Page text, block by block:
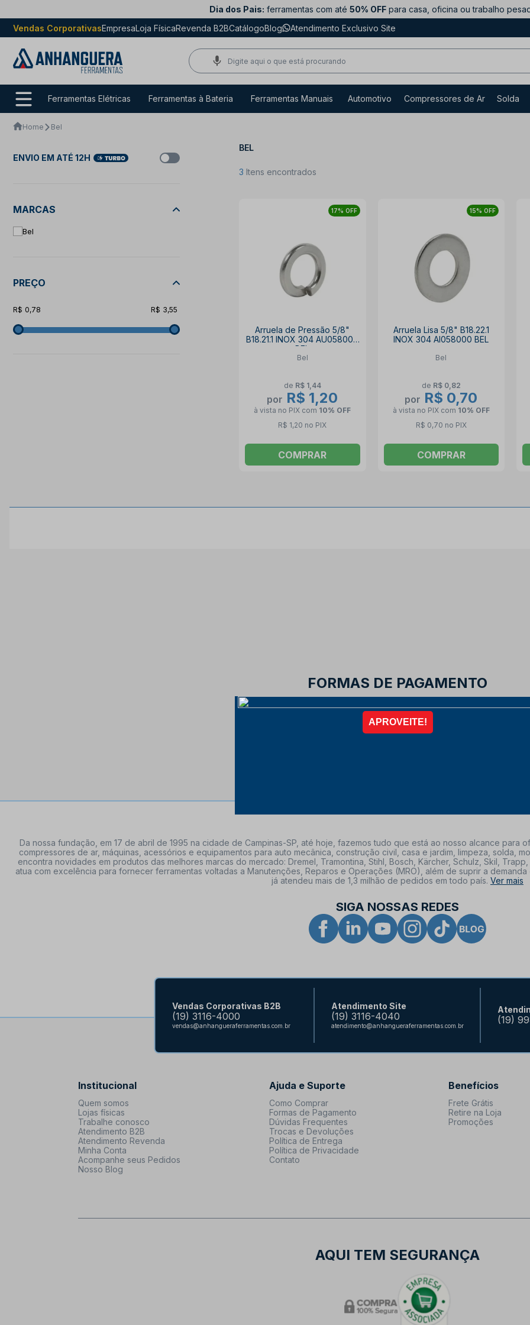
Dia dos Pais: ferramentas com até 50% OFF para casa, oficina ou trabalho
Vendas CorporativasEmpresaLoja FísicaRevenda B2BCatálogoBlog Atendimento Exclusivo Site
Ferramentas Elétricas Ferramentas à Bateria Ferramentas Manuais Automotivo Compressores de Ar Solda
Home Bel
ENVIO EM ATÉ 12H
MARCAS
Bel
PREÇO
0,78 3,55
BEL
3 Itens encontrados
17% OFF
Arruela de Pressão 5/8"
B18.21.1 INOX 304 AU058000
BEL
Bel
de R$ 1,44
por R$ 1,20
à vista no PIX com 10% OFF
R$ 1,20 no PIX
COMPRAR
15% OFF
Arruela Lisa 5/8" B18.22.1
INOX 304 AI058000 BEL
Bel
de R$ 0,82
por R$ 0,70
à vista no PIX com 10% OFF
R$ 0,70 no PIX
COMPRAR
FORMAS DE PAGAMENTO
Da nossa fundação, em 17 de abril de 1995 na cidade de Campinas-SP, até hoje, fazemos tudo que está ao nosso alcance para
compressores de ar, máquinas, acessórios e equipamentos para auto mecânica, construção civil, casa e jardim, limpeza, solda,
encontra novidades em produtos das melhores marcas do mercado: Dremel, Tramontina, Stihl, Bosch, Kärcher, Schulz, Skil,
atua com excelência para fornecer ferramentas voltadas a Manutenções, Reparos e Operações (MRO), além de suprir a
já atendeu mais de 1,3 milhão de pedidos em todo país. Ver mais
SIGA NOSSAS REDES
Vendas Corporativas B2B
(19) 3116-4000
vendas@anhangueraferramentas.com.br
Atendimento Site
(19) 3116-4040
atendimento@anhangueraferramentas.com.br (19)
Institucional
Quem somos
Lojas físicas
Trabalhe conosco
Atendimento B2B
Atendimento Revenda
Minha Conta
Acompanhe seus Pedidos
Nosso Blog
Ajuda e Suporte
Como Comprar
Formas de Pagamento
Dúvidas Frequentes
Trocas e Devoluções
Política de Entrega
Política de Privacidade
Contato
Benefícios
Frete Grátis
Retire na Loja
Promoções
AQUI TEM SEGURANÇA